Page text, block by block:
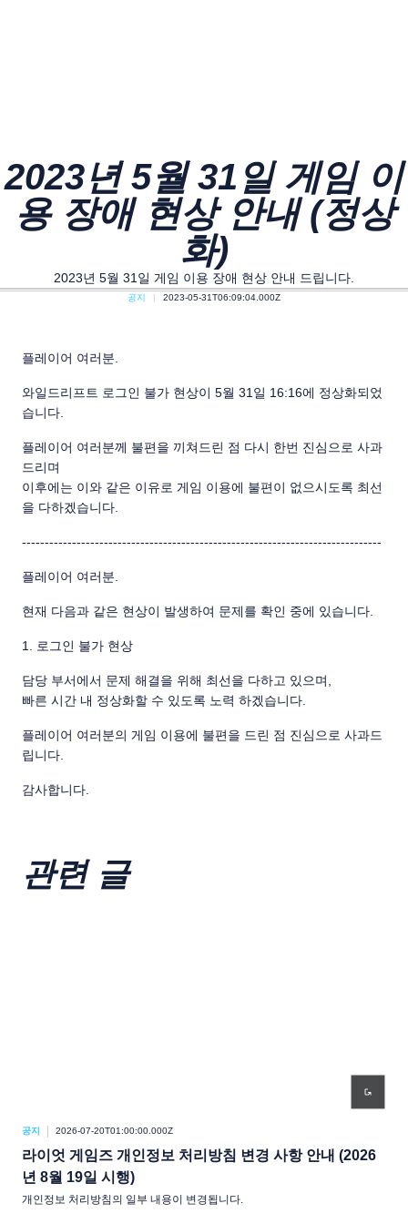
2023년 5월 31일 게임 이
용 장애 현상 안내 (정상
화)
2023년 5월 31일 게임 이용 장애 현상 안내 드립니다.
공지 2023-05-31T06:09:04.000Z
플레이어 여러분.
와일드리프트 로그인 불가 현상이 5월 31일 16:16에 정상화되었
습니다.
플레이어 여러분께 불편을 끼쳐드린 점 다시 한번 진심으로 사과
드리며
이후에는 이와 같은 이유로 게임 이용에 불편이 없으시도록 최선
을 다하겠습니다.
-------------------------------------------------------------------------------
플레이어 여러분.
현재 다음과 같은 현상이 발생하여 문제를 확인 중에 있습니다.
1. 로그인 불가 현상
담당 부서에서 문제 해결을 위해 최선을 다하고 있으며,
빠른 시간 내 정상화할 수 있도록 노력 하겠습니다.
플레이어 여러분의 게임 이용에 불편을 드린 점 진심으로 사과드
립니다.
감사합니다.
관련 글
공지 2026-07-20T01:00:00.000Z
라이엇 게임즈 개인정보 처리방침 변경 사항 안내 (2026
년 8월 19일 시행)
개인정보 처리방침의 일부 내용이 변경됩니다.